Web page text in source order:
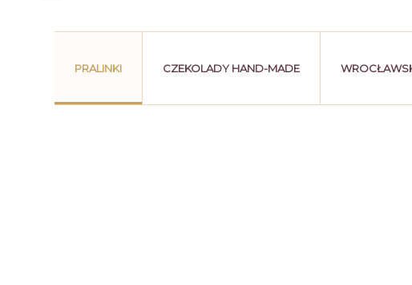
PRALINKI CZEKOLADY HAND-MADE